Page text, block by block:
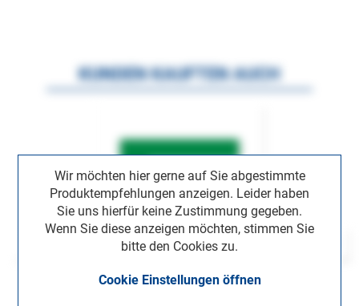
Wir möchten hier gerne auf Sie abgestimmte
Produktempfehlungen anzeigen. Leider haben
Sie uns hierfür keine Zustimmung gegeben.
Wenn Sie diese anzeigen möchten, stimmen Sie
bitte den Cookies zu.
Cookie Einstellungen öffnen
KUNDEN KAUFTEN AUCH